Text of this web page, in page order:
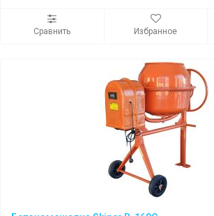
Сравнить Избранное